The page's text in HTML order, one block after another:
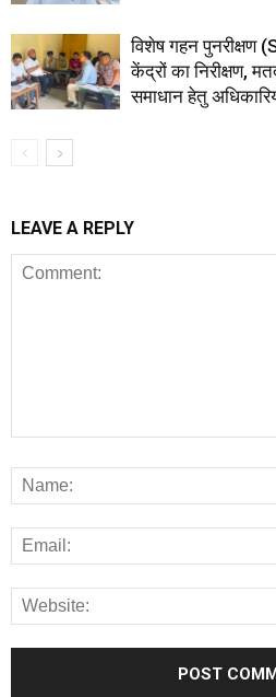
विशेष गहन पुनरीक्षण
केंद्रों का निरीक्षण,
समाधान हेतु
LEAVE A REPLY